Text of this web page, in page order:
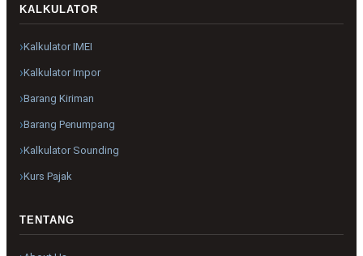
KALKULATOR
Kalkulator IMEI
Kalkulator Impor
Barang Kiriman
Barang Penumpang
Kalkulator Sounding
Kurs Pajak
TENTANG